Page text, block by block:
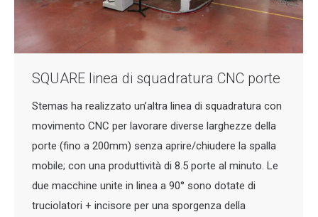
SQUARE linea di squadratura CNC porte
Stemas ha realizzato un’altra linea di squadratura con
movimento CNC per lavorare diverse larghezze della
porte (fino a 200mm) senza aprire/chiudere la spalla
mobile; con una produttività di 8.5 porte al minuto. Le
due macchine unite in linea a 90° sono dotate di
truciolatori + incisore per una sporgenza della